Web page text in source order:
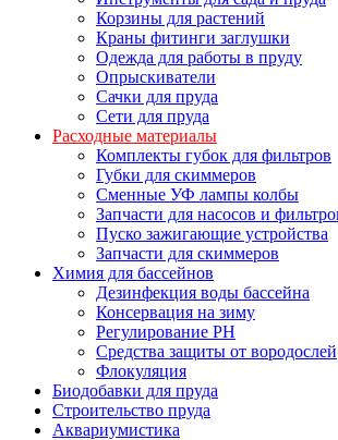
Корзины для растений
Краны фитинги заглушки
Одежда для работы в пруду
Опрыскиватели
Сачки для пруда
Сети для пруда
Расходные материалы
Комплекты губок для фильтров
Губки для скиммеров
Сменные УФ лампы колбы
Запчасти для насосов и
Пуско зажигающие устройства
Запчасти для скиммеров
Химия для бассейнов
Дезинфекция воды бассейна
Консервация на зиму
Регулирование PH
Средства защиты от вородослей
Флокуляция
Биодобавки для пруда
Строительство пруда
Аквариумистика